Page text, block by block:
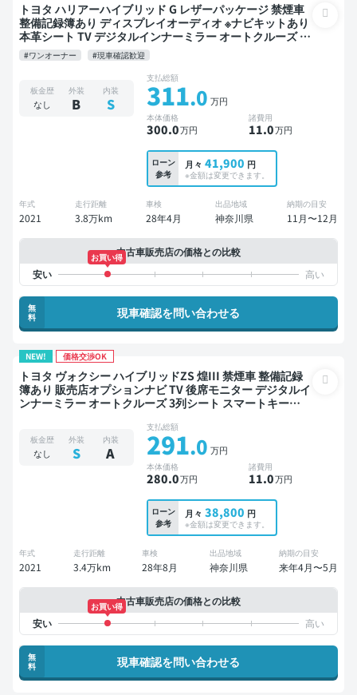
トヨタ ハリアーハイブリッド G レザーパッケージ 禁煙車
整備記録簿あり ディスプレイオーディオ ※ナビキットあり
本革シート TV デジタルインナーミラー オートクルーズ ス
マートキー 電動バックドア バックモニター ドライブレコ
ーダー 衝突軽減
#ワンオーナー #現車確認歓迎
板金歴
なし
外装
B
内装
S
支払総額
311.0 万円
本体価格
300.0万円
諸費用
11.0万円
ローン
参考
月々 41,900 円
※金額は変更できます。
年式
2021
走行距離
3.8万km
車検
28年4月
出品地域
神奈川県
納期の目安
11月〜12月
中古車販売店の価格との比較
お買い得
無
料
現車確認を問い合わせる
NEW! 価格交渉OK
トヨタ ヴォクシー ハイブリッドZS 煌III 禁煙車 整備記録
簿あり 販売店オプションナビ TV 後席モニター デジタルイ
ンナーミラー オートクルーズ 3列シート スマートキー
板金歴
なし
外装
S
内装
A
支払総額
291.0 万円
本体価格
280.0万円
諸費用
11.0万円
ローン
参考
月々 38,800 円
※金額は変更できます。
年式
2021
走行距離
3.4万km
車検
28年8月
出品地域
神奈川県
納期の目安
来年4月〜5月
中古車販売店の価格との比較
お買い得
無
料
現車確認を問い合わせる